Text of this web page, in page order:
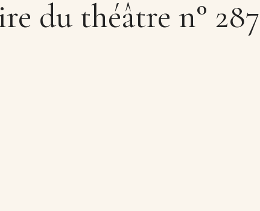
du théâtre n° 287